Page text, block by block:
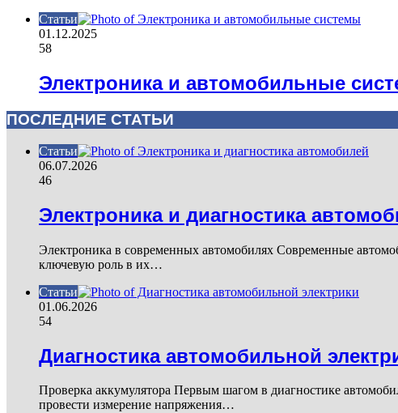
Статьи
01.12.2025
58
Электроника и автомобильные
ПОСЛЕДНИЕ СТАТЬИ
Статьи
06.07.2026
46
Электроника и диагностика
Электроника в современных автомобилях Современные
ключевую роль в их…
Статьи
01.06.2026
54
Диагностика автомобильной
Проверка аккумулятора Первым шагом в диагностике
провести измерение напряжения…